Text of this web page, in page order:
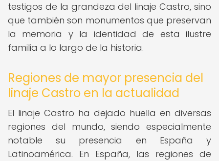
testigos de la grandeza del linaje Castro, sino
que también son monumentos que preservan
la memoria y la identidad de esta ilustre
familia a lo largo de la historia.
Regiones de mayor presencia del
linaje Castro en la actualidad
El linaje Castro ha dejado huella en diversas
regiones del mundo, siendo especialmente
notable su presencia en España y
Latinoamérica. En España, las regiones de